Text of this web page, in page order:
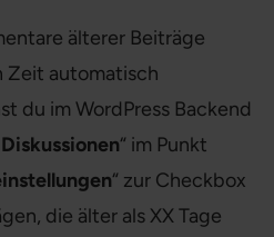
älterer Beiträge
Zeit automatisch
du im WordPress Backend
“ im Punkt
“ zur Checkbox
die älter als XX Tage